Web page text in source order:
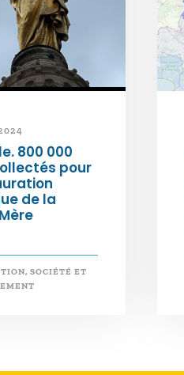
800 000
pour
de la
, SOCIÉTÉ ET